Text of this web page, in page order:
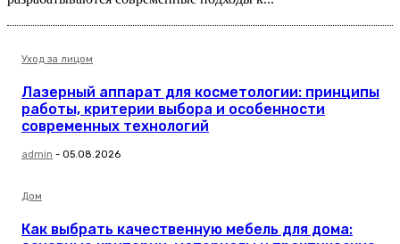
Уход за лицом
Лазерный аппарат для косметологии: принципы
работы, критерии выбора и особенности
современных технологий
admin - 05.08.2026
Дом
Как выбрать качественную мебель для дома: